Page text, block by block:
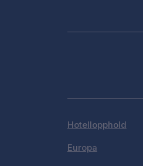
Hotellopphold
Europa